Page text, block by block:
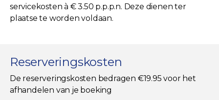
servicekosten à € 3.50 p.p.p.n. Deze dienen ter
plaatse te worden voldaan.
Reserveringskosten
De reserveringskosten bedragen €19.95 voor het
afhandelen van je boeking